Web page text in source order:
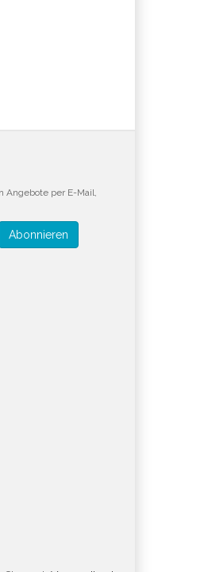
Angebote per E-Mail,
Abonnieren